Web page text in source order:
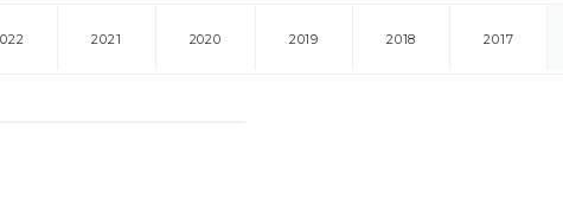
2021 2020 2019 2018 2017